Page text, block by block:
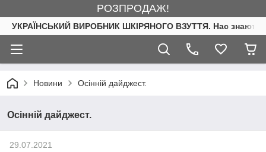
РОЗПРОДАЖ!
УКРАЇНСЬКИЙ ВИРОБНИК ШКІРЯНОГО ВЗУТТЯ. Нас знають.
Новини Осінній дайджест.
Осінній дайджест.
29.07.2021